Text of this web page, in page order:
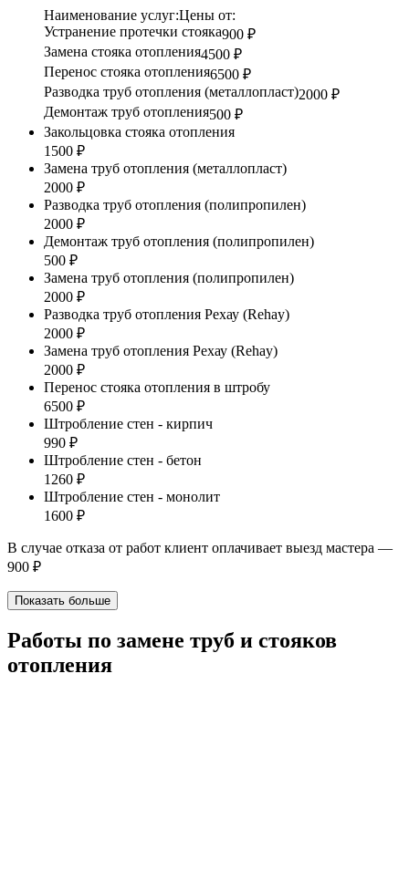
Наименование услуг:Цены от:
Устранение протечки стояка900 ₽
Замена стояка отопления4500 ₽
Перенос стояка отопления6500 ₽
Разводка труб отопления (металлопласт)2000 ₽
Демонтаж труб отопления500 ₽
Закольцовка стояка отопления
1500 ₽
Замена труб отопления (металлопласт)
2000 ₽
Разводка труб отопления (полипропилен)
2000 ₽
Демонтаж труб отопления (полипропилен)
500 ₽
Замена труб отопления (полипропилен)
2000 ₽
Разводка труб отопления Рехау (Rehay)
2000 ₽
Замена труб отопления Рехау (Rehay)
2000 ₽
Перенос стояка отопления в штробу
6500 ₽
Штробление стен - кирпич
990 ₽
Штробление стен - бетон
1260 ₽
Штробление стен - монолит
1600 ₽
В случае отказа от работ клиент оплачивает выезд мастера —
900 ₽
Показать больше
Работы по замене труб и стояков
отопления